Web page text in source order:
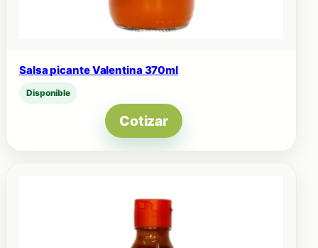
Salsa picante Valentina 370ml
Disponible
Cotizar